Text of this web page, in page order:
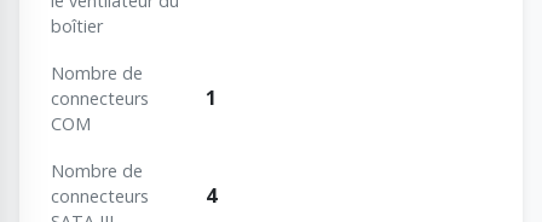
boîtier
Nombre de
connecteurs
COM
1
Nombre de
connecteurs
4